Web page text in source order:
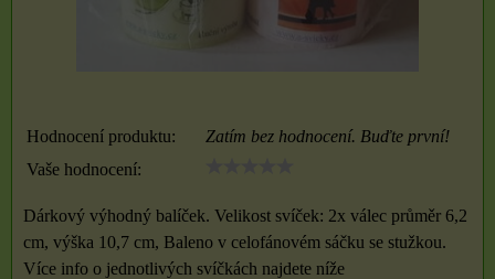
Hodnocení produktu:
Zatím bez hodnocení. Buďte první!
Vaše hodnocení:
Dárkový výhodný balíček. Velikost svíček: 2x válec průměr 6,2
cm, výška 10,7 cm, Baleno v celofánovém sáčku se stužkou.
Více info o jednotlivých svíčkách najdete níže